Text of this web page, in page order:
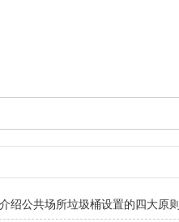
绍公共场所垃圾桶设置的四大原则